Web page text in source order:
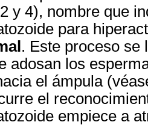
y 4), nombre que
para
. Este proceso se
adosan los
el ámpula
el
empiece a